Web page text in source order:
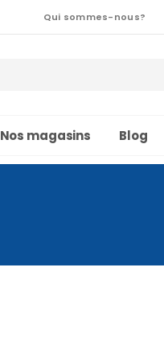
Qui sommes-nous?
Nos magasins Blog